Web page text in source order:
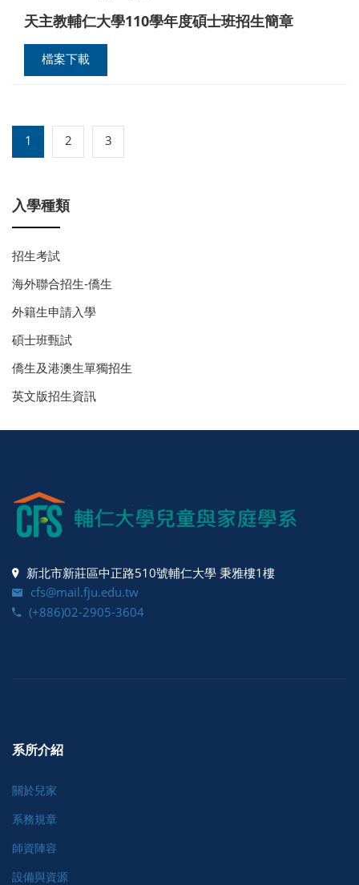
天主教輔仁大學110學年度碩士班招生簡章
檔案下載
1 2 3
入學種類
招生考試
海外聯合招生-僑生
外籍生申請入學
碩士班甄試
僑生及港澳生單獨招生
英文版招生資訊
新北市新莊區中正路510號輔仁大學 秉雅樓1樓
cfs@mail.fju.edu.tw
(+886)02-2905-3604
系所介紹
關於兒家
系務規章
師資陣容
設備與資源